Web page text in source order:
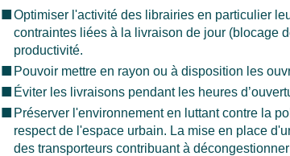
Optimiser l'activité des librairies en particulier
contraintes liées à la livraison de jour (blocage
productivité.
Pouvoir mettre en rayon ou à disposition les
Éviter les livraisons pendant les heures
Préserver l'environnement en luttant contre la
respect de l'espace urbain. La mise en place
des transporteurs contribuant à